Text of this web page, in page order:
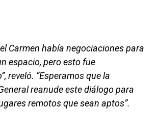
Carmen había negociaciones para
espacio, pero esto fue
reveló. “Esperamos que la
reanude este diálogo para
remotos que sean aptos”.